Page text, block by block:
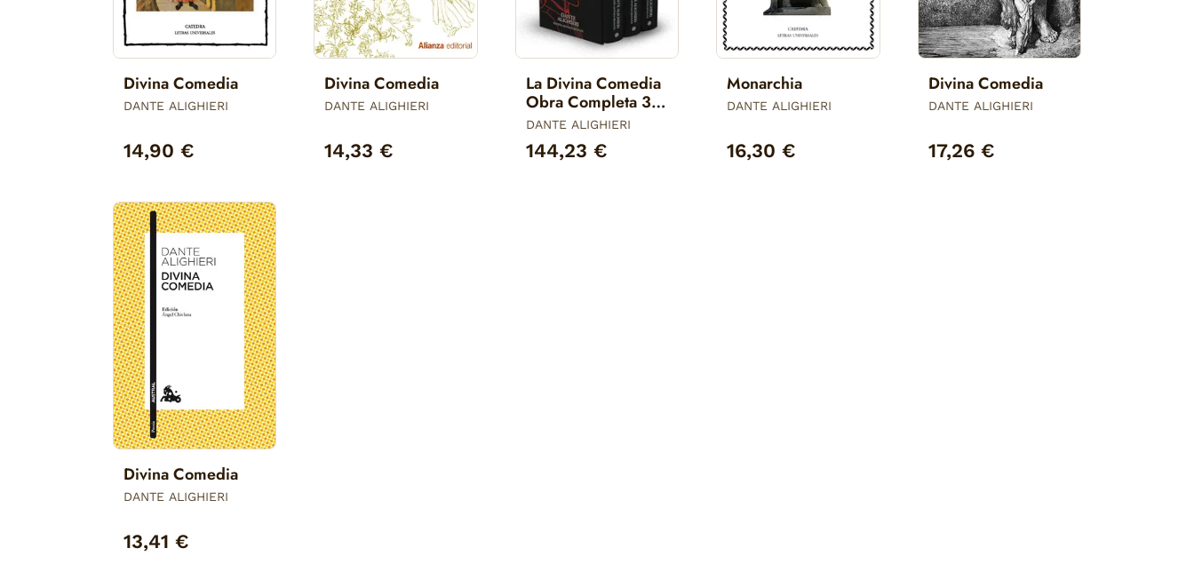
Divina Comedia
DANTE ALIGHIERI
14,90 €
Divina Comedia
DANTE ALIGHIERI
14,33 €
La Divina Comedia
Obra Completa 3
Vols
DANTE ALIGHIERI
144,23 €
Monarchia
DANTE ALIGHIERI
16,30 €
Divina Comedia
DANTE ALIGHIERI
17,26 €
Divina Comedia
DANTE ALIGHIERI
13,41 €